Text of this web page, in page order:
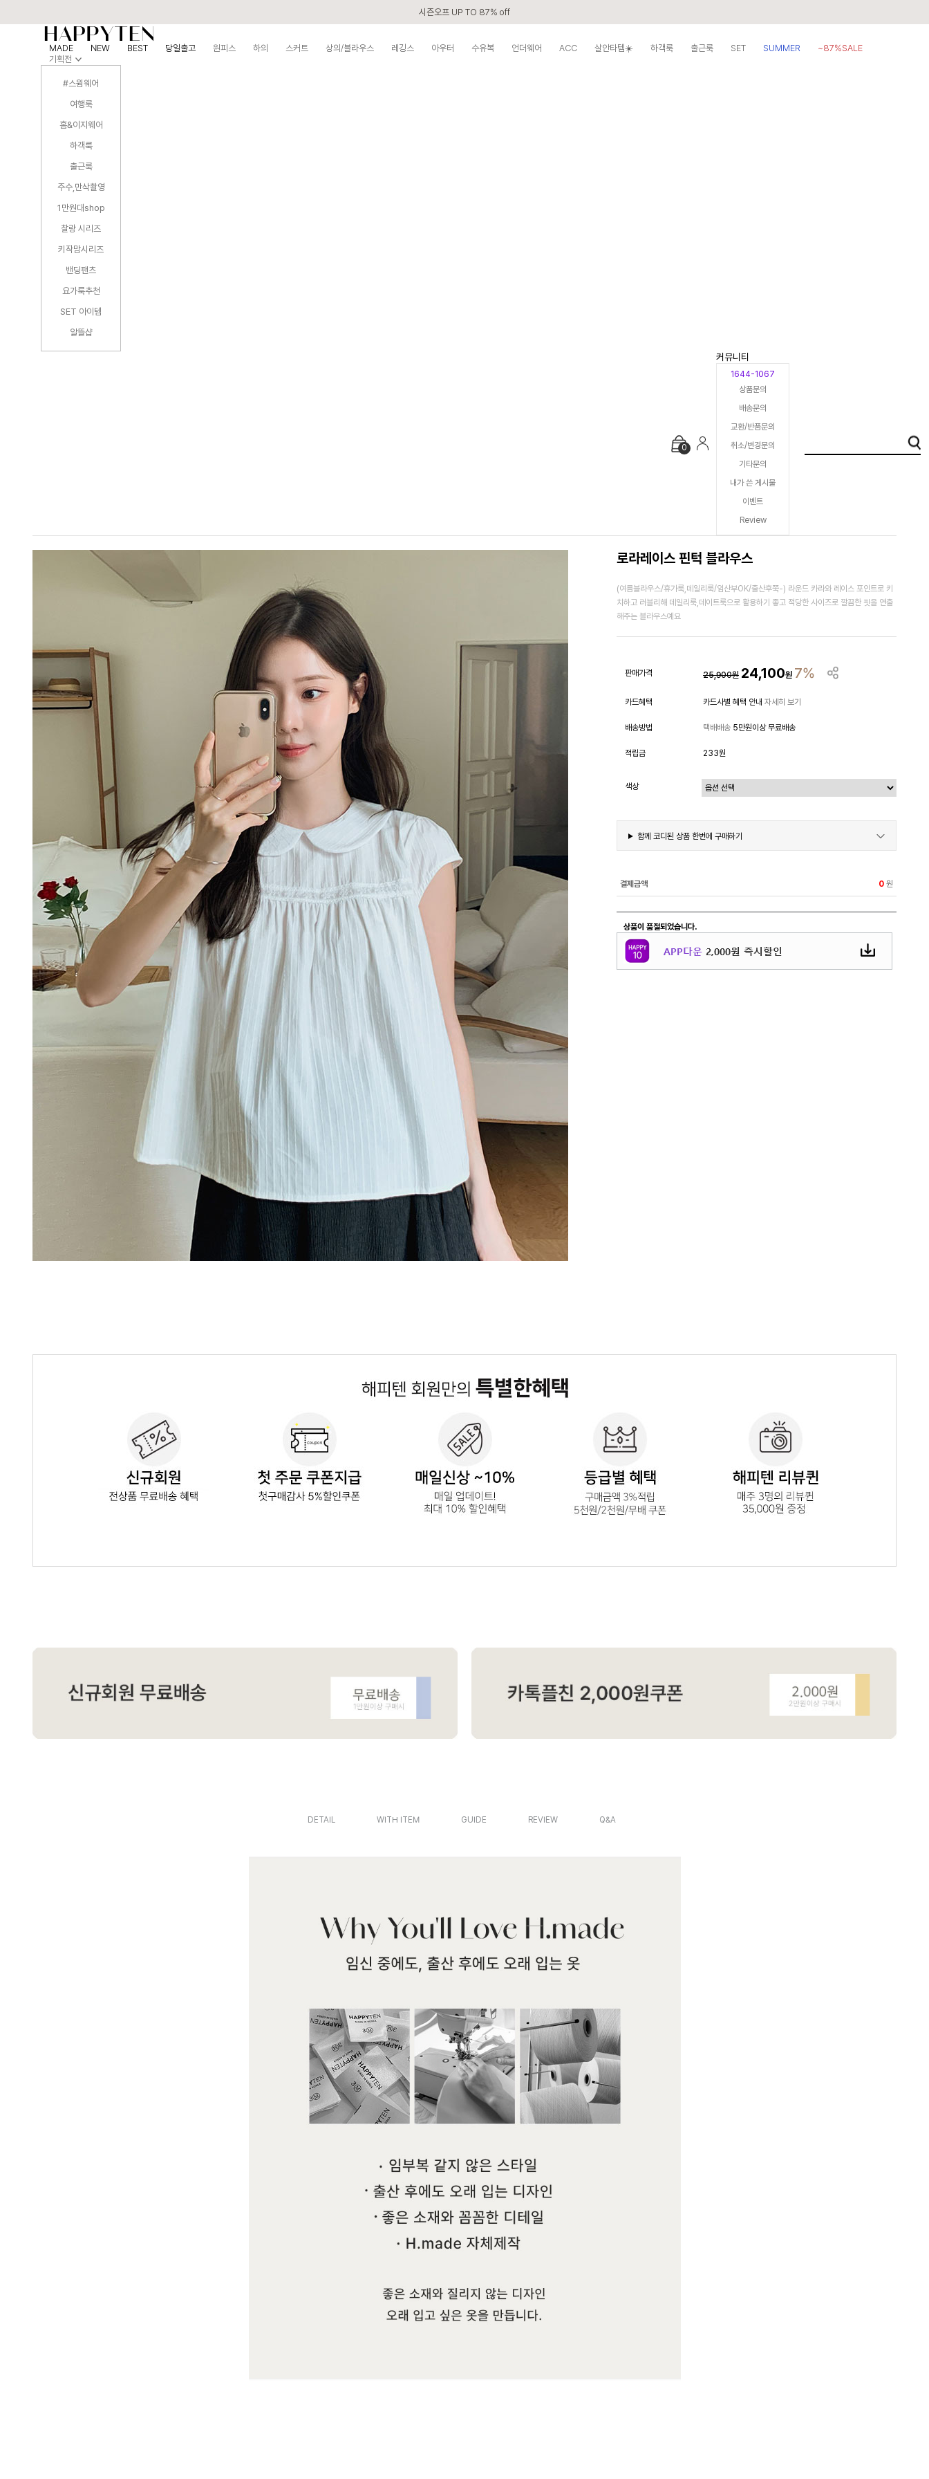
시즌오프 UP TO 87% off
MADE NEW BEST 당일출고 원피스 하의 스커트 상의/블라우스 레깅스 아우터 수유복 언더웨어 ACC 살안타템☀️ 하객룩 출근룩 SET SUMMER
~87%SALE
기획전
#스윔웨어
여행룩
홈&이지웨어
하객룩
출근룩
주수,만삭촬영
1만원대shop
찰랑 시리즈
키작맘시리즈
밴딩팬츠
요가룩추천
SET 아이템
알뜰샵
0
커뮤니티
1644-1067
상품문의
배송문의
교환/반품문의
취소/변경문의
기타문의
내가 쓴 게시물
이벤트
Review
로라레이스 핀턱 블라우스
(여름블라우스/휴가룩,데일리룩/임산부OK/출산후쭉-) 라운드 카라와 레이스 포인트로 키
치하고 러블리해 데일리룩,데이트룩으로 활용하기 좋고 적당한 사이즈로 깔끔한 핏을 연출
해주는 블라우스예요
판매가격 25,900원 24,100원 7%
카드혜택 카드사별 혜택 안내 자세히 보기
배송방법 택배배송 5만원이상 무료배송
적립금 233원
색상
함께 코디된 상품 한번에 구매하기
결제금액 0 원
상품이 품절되었습니다.
DETAIL WITH ITEM GUIDE REVIEW Q&A